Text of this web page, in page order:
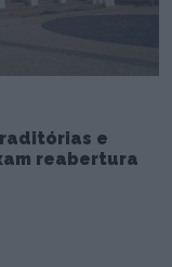
e
reabertura